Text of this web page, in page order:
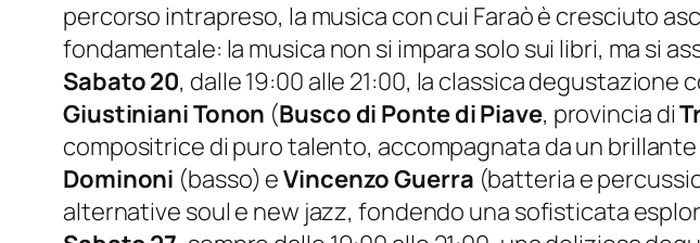
percorso intrapreso, la musica con cui Faraò è cresciuto
fondamentale: la musica non si impara solo sui libri, ma si
Sabato 20, dalle 19:00 alle 21:00, la classica degustazione
Giustiniani Tonon (Busco di Ponte di Piave, provincia di
compositrice di puro talento, accompagnata da un
Dominoni (basso) eVincenzo Guerra (batteria e
alternative soul e new jazz, fondendo una sofisticata